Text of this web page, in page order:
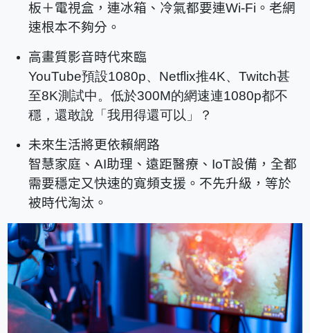
板＋電視盒，連冰箱、冷氣都要連Wi-Fi。老網
速根本不夠分。
高畫質影音時代來臨
YouTube預設1080p、Netflix推4K、Twitch甚
至8K測試中。低於300M的網速連1080p都不
穩，還敢說「我用得還可以」？
未來生活將更依賴網路
智慧家庭、AI助理、遠距醫療、IoT設備，全都
需要穩定又快速的寬頻支援。不先升級，等於
被時代淘汰。